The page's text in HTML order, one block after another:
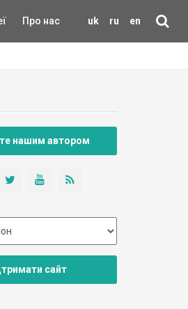
uk ru en
Про нас
нашим автором
сайт